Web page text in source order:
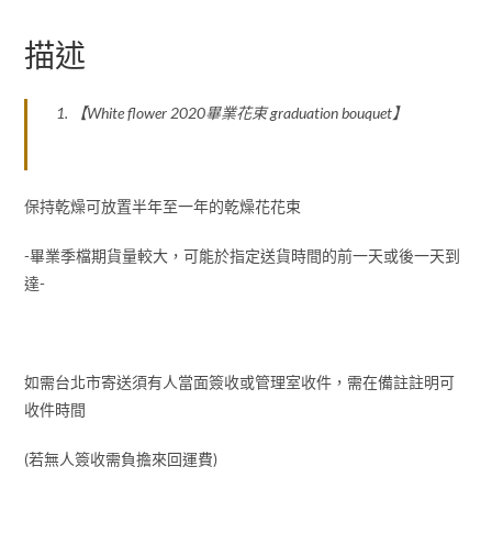
描述
【White flower 2020畢業花束 graduation bouquet】
保持乾燥可放置半年至一年的乾燥花花束
-畢業季檔期貨量較大，可能於指定送貨時間的前一天或後一天到
達-
如需台北市寄送須有人當面簽收或管理室收件，需在備註註明可
收件時間
(若無人簽收需負擔來回運費)